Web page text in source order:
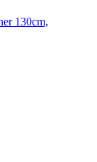
130cm,